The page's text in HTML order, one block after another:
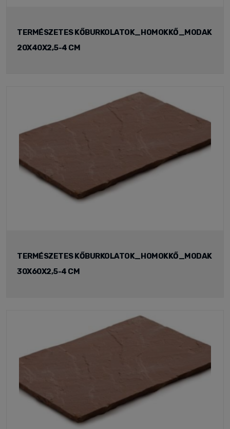
TERMÉSZETES KŐBURKOLATOK_HOMOKKŐ_MODAK
20X40X2,5-4 CM
TERMÉSZETES KŐBURKOLATOK_HOMOKKŐ_MODAK
30X60X2,5-4 CM